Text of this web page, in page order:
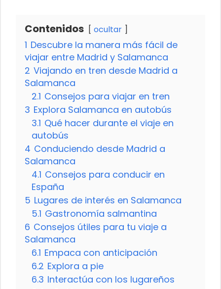
Contenidos ocultar
1 Descubre la manera más fácil de
viajar entre Madrid y Salamanca
2 Viajando en tren desde Madrid a
Salamanca
2.1 Consejos para viajar en tren
3 Explora Salamanca en autobús
3.1 Qué hacer durante el viaje en
autobús
4 Conduciendo desde Madrid a
Salamanca
4.1 Consejos para conducir en
España
5 Lugares de interés en Salamanca
5.1 Gastronomía salmantina
6 Consejos útiles para tu viaje a
Salamanca
6.1 Empaca con anticipación
6.2 Explora a pie
6.3 Interactúa con los lugareños